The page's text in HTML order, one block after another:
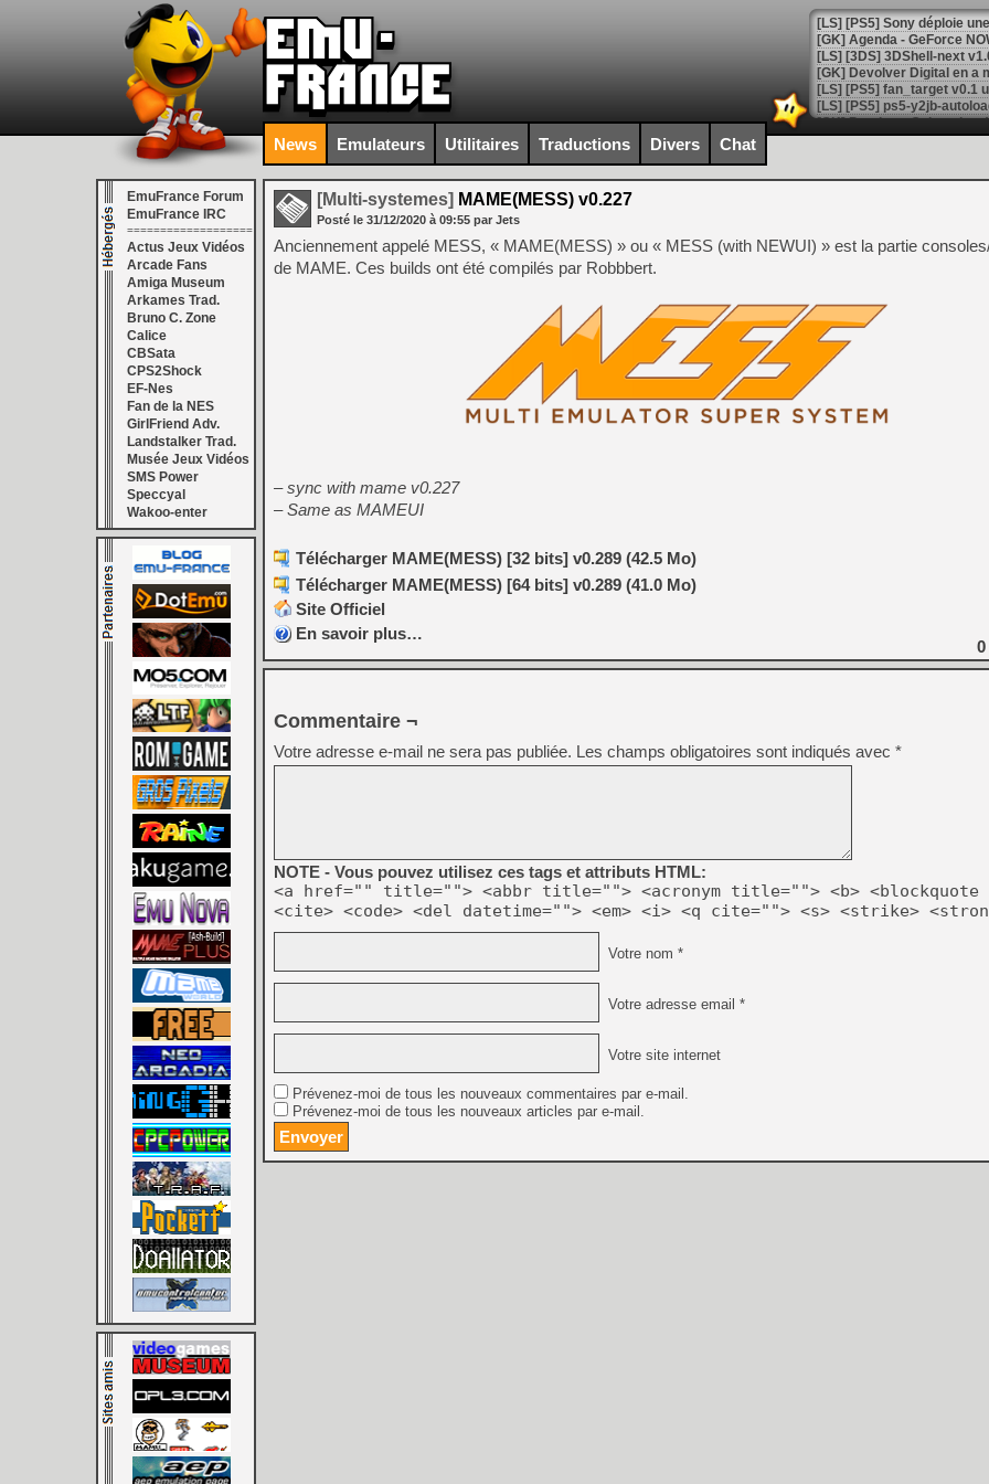
[GK] Agenda - GeForce
[GK] Devolver Digital en a
[LS] [PS5] ps5-y2jb-
[GK] Pourquoi Marvel
[GK] Test : Restory : Chill
[GK] GTA 6 : Rockstar
[GK] Hot Wheels Infinite
[GK] Mémoire cash -
[GK] Résultats Nintendo :
[GK] Déjà des
[Mo5] Brickboy cherche à
[GK] Minecraft et ses «
[GK] Beast of
[GK] Ubisoft : fin de partie
[GK] Mémoire cash -
[GK] Dan Houser (GTA)
[GK] Comment EA Sports
[GK] Crimson Moon : un
[GK] Isle of Reveries : le
[GK] Moonlighter 2 : The
[GK] Capcom relance
[Mo5] Deux inédits du
[GK] Le beat'em up The
[GK] Endless Legend 2 :
[LS] [PS5] Le WebKit
[GK] Oubliez Crazy Taxi,
[LS] [Switch] NSZ 5.0.0
[GK] No More Room in
News Emulateurs Utilitaires Traductions Divers Chat
EmuFrance Forum
EmuFrance IRC
===================
Actus Jeux Vidéos
Arcade Fans
Amiga Museum
Arkames Trad.
Bruno C. Zone
Calice
CBSata
CPS2Shock
EF-Nes
Fan de la NES
GirlFriend Adv.
Landstalker Trad.
Musée Jeux Vidéos
SMS Power
Speccyal
Wakoo-enter
[Multi-systemes] MAME(MESS) v0.227
Posté le 31/12/2020 à 09:55 par Jets
Anciennement appelé MESS, « MAME(MESS) » ou « MESS (with NEWUI) » est la partie
de MAME. Ces builds ont été compilés par Robbbert.
– sync with mame v0.227
– Same as MAMEUI
Télécharger MAME(MESS) [32 bits] v0.289 (42.5 Mo)
Télécharger MAME(MESS) [64 bits] v0.289 (41.0 Mo)
Site Officiel
En savoir plus…
0
Commentaire ¬
Votre adresse e-mail ne sera pas publiée. Les champs obligatoires sont indiqués avec *
NOTE - Vous pouvez utilisez ces tags et attributs HTML:
<a href="" title=""> <abbr title=""> <acronym title=""> <b> <blockquote
<cite> <code> <del datetime=""> <em> <i> <q cite=""> <s> <strike>
Votre nom *
Votre adresse email *
Votre site internet
Prévenez-moi de tous les nouveaux commentaires par e-mail.
Prévenez-moi de tous les nouveaux articles par e-mail.